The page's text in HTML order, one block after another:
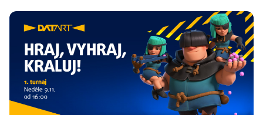
Účastníci
Double elimination
Všechny zápasy